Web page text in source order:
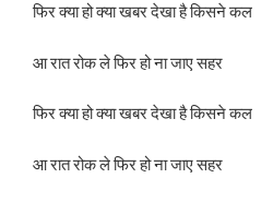
फिर क्या हो क्या खबर देखा है किसने कल
आ रात रोक ले फिर हो ना जाए सहर
फिर क्या हो क्या खबर देखा है किसने कल
आ रात रोक ले फिर हो ना जाए सहर